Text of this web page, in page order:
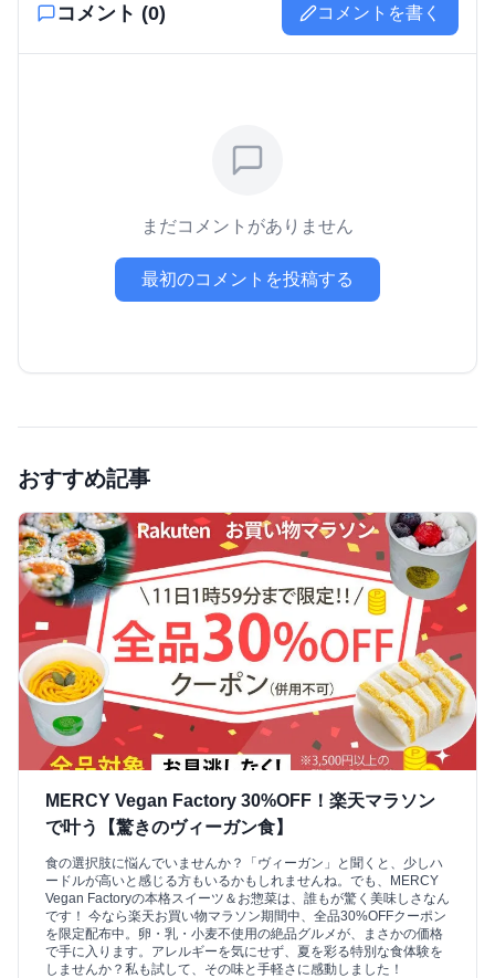
コメント (0) コメントを書く
まだコメントがありません
最初のコメントを投稿する
おすすめ記事
MERCY Vegan Factory 30%OFF！楽天マラソン
で叶う【驚きのヴィーガン食】
食の選択肢に悩んでいませんか？「ヴィーガン」と聞くと、少しハ
ードルが高いと感じる方もいるかもしれませんね。でも、MERCY
Vegan Factoryの本格スイーツ＆お惣菜は、誰もが驚く美味しさなん
です！ 今なら楽天お買い物マラソン期間中、全品30%OFFクーポン
を限定配布中。卵・乳・小麦不使用の絶品グルメが、まさかの価格
で手に入ります。アレルギーを気にせず、夏を彩る特別な食体験を
しませんか？私も試して、その味と手軽さに感動しました！